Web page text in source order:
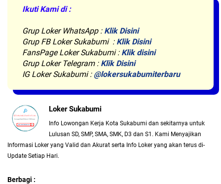
Ikuti Kami di :
Grup Loker WhatsApp : Klik Disini
Grup FB Loker Sukabumi : Klik Disini
FansPage Loker Sukabumi : Klik disini
Grup Loker Telegram : Klik Disini
IG Loker Sukabumi : @lokersukabumiterbaru
Loker Sukabumi
Info Lowongan Kerja Kota Sukabumi dan sekitarnya untuk
Lulusan SD, SMP, SMA, SMK, D3 dan S1. Kami Menyajikan
Informasi Loker yang Valid dan Akurat serta Info Loker yang akan terus di-
Update Setiap Hari.
Berbagi :